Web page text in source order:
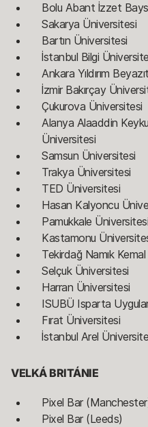
Bolu Abant İzzet
Sakarya Üniversitesi
Bartın Üniversitesi
İstanbul Bilgi
Ankara Yıldırım
İzmir Bakırçay
Çukurova Üniversitesi
Alanya Alaaddin
Üniversitesi
Samsun Üniversitesi
Trakya Üniversitesi
TED Üniversitesi
Hasan Kalyoncu
Pamukkale Üniversitesi
Kastamonu
Tekirdağ Namık
Selçuk Üniversitesi
Harran Üniversitesi
ISUBÜ Isparta
Fırat Üniversitesi
İstanbul Arel
VELKÁ BRITÁNIE
Pixel Bar
Pixel Bar (Leeds)